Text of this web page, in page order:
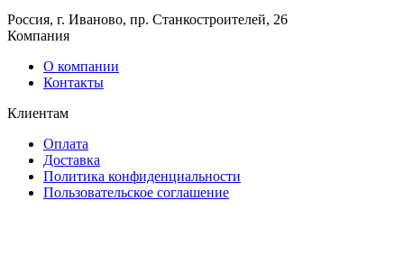
Россия, г. Иваново, пр. Станкостроителей, 26
Компания
О компании
Контакты
Клиентам
Оплата
Доставка
Политика конфиденциальности
Пользовательское соглашение